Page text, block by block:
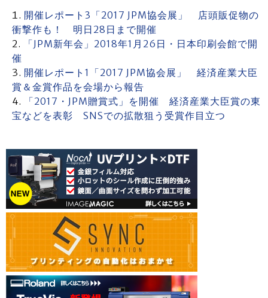
開催レポート3「2017 JPM協会展」 店頭販促物の
衝撃作も！ 明日28日まで開催
「JPM新年会」2018年1月26日・日本印刷会館で開
催
開催レポート1「2017 JPM協会展」 経済産業大臣
賞＆金賞作品を会場から報告
「2017・JPM贈賞式」を開催 経済産業大臣賞の東
宝などを表彰 SNSでの拡散狙う受賞作目立つ